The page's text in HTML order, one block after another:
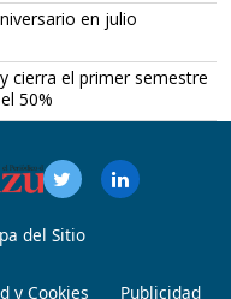
en julio
cierra el primer semestre
50%
del Sitio
y Cookies Publicidad